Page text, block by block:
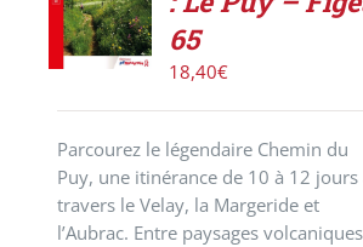
/
DÉTAILS
65
18,40€
Parcourez le légendaire Chemin du
Puy, une itinérance de 10 à 12 jours
travers le Velay, la Margeride et
l’Aubrac. Entre paysages volcaniques